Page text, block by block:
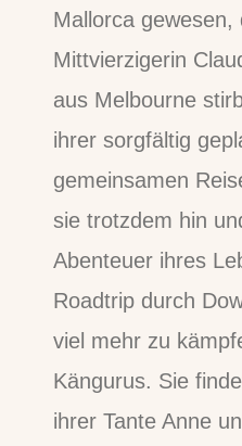
Mallorca gewesen,
Mittvierzigerin
aus Melbourne
ihrer sorgfältig
gemeinsamen
sie trotzdem hin
Abenteuer ihres
Roadtrip durch
viel mehr zu
Kängurus. Sie
ihrer Tante Anne